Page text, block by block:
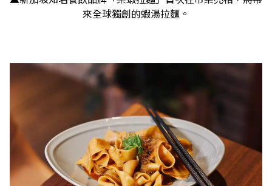
來全球獨創的蝦湯拉麵。